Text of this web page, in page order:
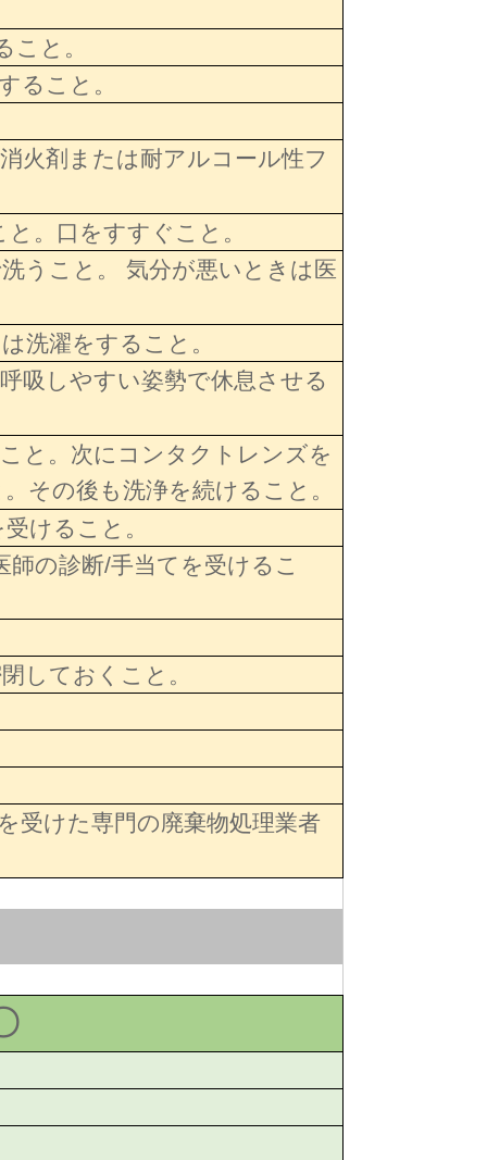
こと。
ること。
火剤または耐アルコール性フ
。口をすすぐこと。
うこと。 気分が悪いときは医
洗濯をすること。
吸しやすい姿勢で休息させる
と。次にコンタクトレンズを
その後も洗浄を続けること。
けること。
の診断/手当てを受けるこ
しておくこと。
受けた専門の廃棄物処理業者